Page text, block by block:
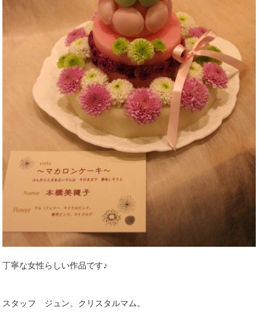
丁寧な女性らしい作品です♪
スタッフ ジュン。クリスタルマム。